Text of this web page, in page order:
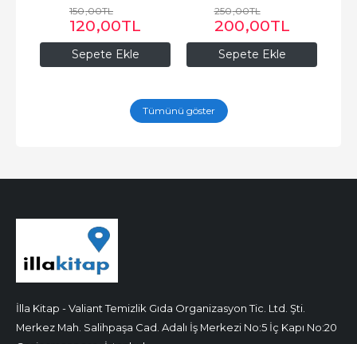
Sepete Ekle
150,00TL
120,00TL
Sepete Ekle
250,00TL
200,00TL
Tümünü göster
İlla Kitap - Valiant Temizlik Gıda Organizasyon Tic. Ltd. Şti.
Merkez Mah. Salihpaşa Cad. Adalı İş Merkezi No:5 İç Kapı No:20